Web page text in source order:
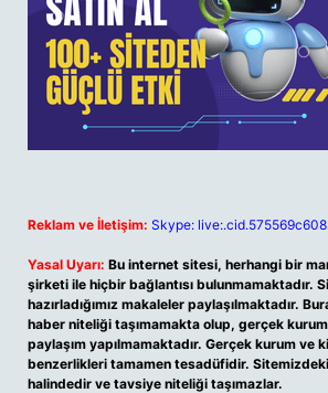
Reklam ve İletişim: Skype:
Yasal Uyarı: Bu internet sitesi, herhangi bir
şirketi ile hiçbir bağlantısı bulunmamaktadır.
hazırladığımız makaleler paylaşılmaktadır.
haber niteliği taşımamakta olup, gerçek
paylaşım yapılmamaktadır. Gerçek kurum ve
benzerlikleri tamamen tesadüfidir.
halindedir ve tavsiye niteliği taşımazlar.